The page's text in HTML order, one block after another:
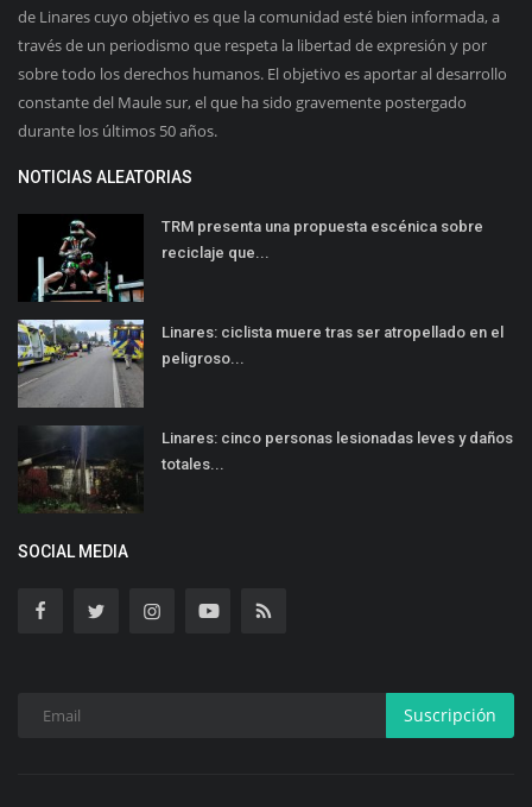
de Linares cuyo objetivo es que la comunidad esté bien informada, a
través de un periodismo que respeta la libertad de expresión y por
sobre todo los derechos humanos. El objetivo es aportar al desarrollo
constante del Maule sur, el que ha sido gravemente postergado
durante los últimos 50 años.
NOTICIAS ALEATORIAS
TRM presenta una propuesta escénica sobre
reciclaje que...
Linares: ciclista muere tras ser atropellado en el
peligroso...
Linares: cinco personas lesionadas leves y daños
totales...
SOCIAL MEDIA
Suscripción